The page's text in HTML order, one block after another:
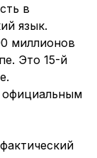
в
язык.
миллионов
Это 15-й
официальным